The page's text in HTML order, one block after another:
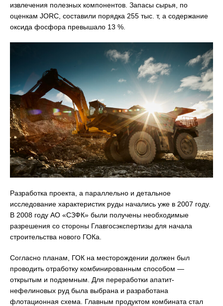
извлечения полезных компонентов. Запасы сырья, по
оценкам JORC, составили порядка 255 тыс. т, а содержание
оксида фосфора превышало 13 %.
Разработка проекта, а параллельно и детальное
исследование характеристик руды начались уже в 2007 году.
В 2008 году АО «СЗФК» были получены необходимые
разрешения со стороны Главгосэкспертизы для начала
строительства нового ГОКа.
Согласно планам, ГОК на месторождении должен был
проводить отработку комбинированным способом —
открытым и подземным. Для переработки апатит-
нефелиновых руд была выбрана и разработана
флотационная схема. Главным продуктом комбината стал